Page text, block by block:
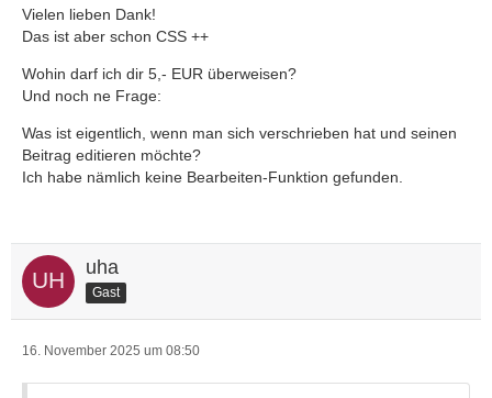
Vielen lieben Dank!
Das ist aber schon CSS ++
Wohin darf ich dir 5,- EUR überweisen?
Und noch ne Frage:
Was ist eigentlich, wenn man sich verschrieben hat und seinen
Beitrag editieren möchte?
Ich habe nämlich keine Bearbeiten-Funktion gefunden.
uha
Gast
16. November 2025 um 08:50